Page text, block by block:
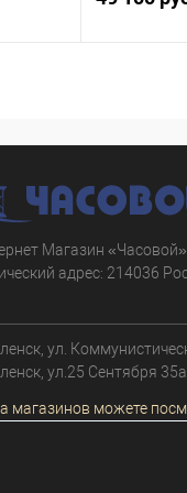
Купить в
В
Магазин
адрес: 214036
ул.
ул.25 Сентября
магазинов можете